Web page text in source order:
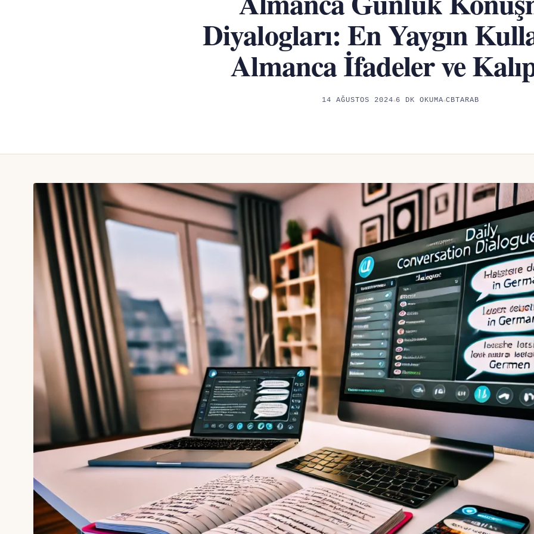
Diyalogları: En Yaygın
Almanca İfadeler ve
14 AĞUSTOS 2024 6 DK OKUMA CBTARAB